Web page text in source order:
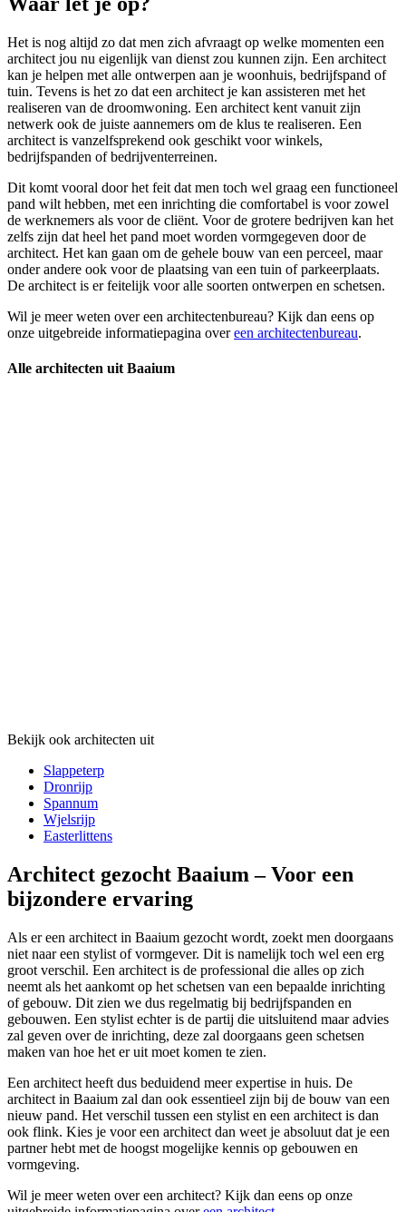
Het is nog altijd zo dat men zich afvraagt op welke momenten een
architect jou nu eigenlijk van dienst zou kunnen zijn. Een architect
kan je helpen met alle ontwerpen aan je woonhuis, bedrijfspand of
tuin. Tevens is het zo dat een architect je kan assisteren met het
realiseren van de droomwoning. Een architect kent vanuit zijn
netwerk ook de juiste aannemers om de klus te realiseren. Een
architect is vanzelfsprekend ook geschikt voor winkels,
bedrijfspanden of bedrijventerreinen.
Dit komt vooral door het feit dat men toch wel graag een functioneel
pand wilt hebben, met een inrichting die comfortabel is voor zowel
de werknemers als voor de cliënt. Voor de grotere bedrijven kan het
zelfs zijn dat heel het pand moet worden vormgegeven door de
architect. Het kan gaan om de gehele bouw van een perceel, maar
onder andere ook voor de plaatsing van een tuin of parkeerplaats.
De architect is er feitelijk voor alle soorten ontwerpen en schetsen.
Wil je meer weten over een architectenbureau? Kijk dan eens op
onze uitgebreide informatiepagina overeen architectenbureau.
Alle architecten uit Baaium
Bekijk ook architecten uit
Slappeterp
Dronrijp
Spannum
Wjelsrijp
Easterlittens
Architect gezocht Baaium – Voor een
bijzondere ervaring
Als er een architect in Baaium gezocht wordt, zoekt men doorgaans
niet naar een stylist of vormgever. Dit is namelijk toch wel een erg
groot verschil. Een architect is de professional die alles op zich
neemt als het aankomt op het schetsen van een bepaalde inrichting
of gebouw. Dit zien we dus regelmatig bij bedrijfspanden en
gebouwen. Een stylist echter is de partij die uitsluitend maar advies
zal geven over de inrichting, deze zal doorgaans geen schetsen
maken van hoe het er uit moet komen te zien.
Een architect heeft dus beduidend meer expertise in huis. De
architect in Baaium zal dan ook essentieel zijn bij de bouw van een
nieuw pand. Het verschil tussen een stylist en een architect is dan
ook flink. Kies je voor een architect dan weet je absoluut dat je een
partner hebt met de hoogst mogelijke kennis op gebouwen en
vormgeving.
Wil je meer weten over een architect? Kijk dan eens op onze